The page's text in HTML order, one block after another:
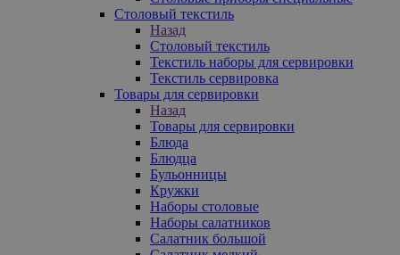
Столовый текстиль
Назад
Столовый текстиль
Текстиль наборы для сервировки
Текстиль сервировка
Товары для сервировки
Назад
Товары для сервировки
Блюда
Блюдца
Бульонницы
Кружки
Наборы столовые
Наборы салатников
Салатник большой